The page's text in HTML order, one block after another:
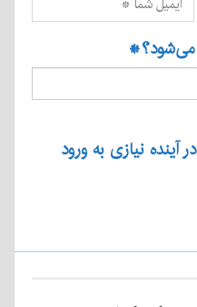
*
آینده نیازی به ورود